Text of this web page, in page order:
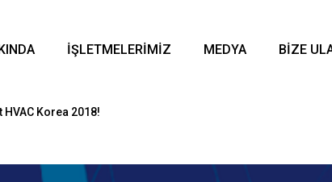
İŞLETMELERIMIZ MEDYA BIZE
Korea 2018!